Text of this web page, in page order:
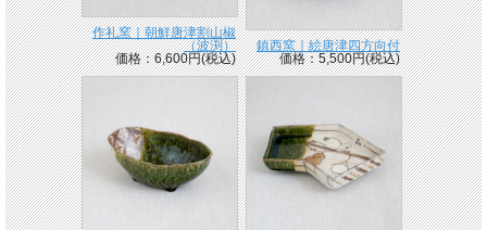
作礼窯｜朝鮮唐津割山椒
（波渕）
価格：6,600円(税込)
鎮西窯｜絵唐津四方向付
価格：5,500円(税込)